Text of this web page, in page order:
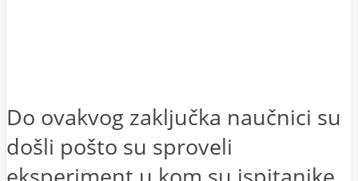
Do ovakvog zaključka naučnici su
došli pošto su sproveli